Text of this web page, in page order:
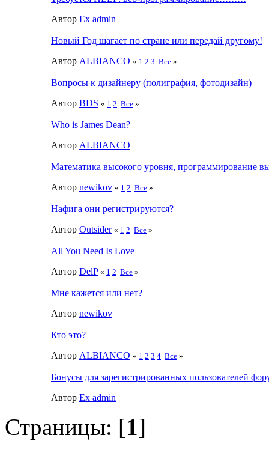
Автор Ex admin
Новый Год шагает по стране или передай другому!
Автор ALBIANCO « 1 2 3 Все »
Вопросы к дизайнеру (полиграфия, фотодизайн)
Автор BDS « 1 2 Все »
Who is James Dean?
Автор ALBIANCO
Математика высокого уровня, программирование
Автор newikov « 1 2 Все »
Нафига они регистрируются?
Автор Outsider « 1 2 Все »
All You Need Is Love
Автор DelP « 1 2 Все »
Мне кажется или нет?
Автор newikov
Кто это?
Автор ALBIANCO « 1 2 3 4 Все »
Бонусы для зарегистрированных пользователей
Автор Ex admin
Страницы: [1]